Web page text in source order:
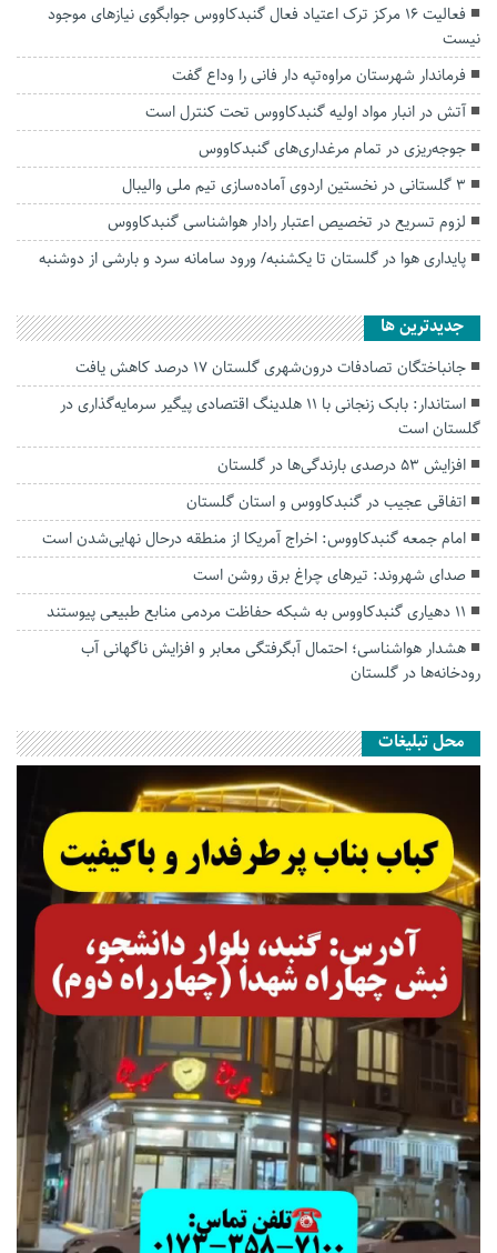
فعالیت ۱۶ مرکز ترک اعتیاد فعال گنبدکاووس جوابگوی نیازهای موجود
نیست
فرماندار شهرستان مراوه‌تپه دار فانی را وداع گفت
آتش در انبار مواد اولیه گنبدكاووس تحت کنترل است
جوجه‌ریزی در تمام مرغداری‌های گنبدکاووس
3 گلستانی در نخستین اردوی آماده‌سازی تیم ملی والیبال
لزوم تسریع در تخصیص اعتبار رادار هواشناسی گنبدکاووس
پایداری هوا در گلستان تا یکشنبه/ ورود سامانه سرد و بارشی از دوشنبه
جديدترين ها
جانباختگان تصادفات درون‌شهری گلستان ۱۷ درصد کاهش یافت
استاندار: بابک زنجانی با ۱۱ هلدینگ اقتصادی پیگیر سرمایه‌گذاری در
گلستان است
افزایش ۵۳ درصدی بارندگی‌ها در گلستان
اتفاقی عجیب در‌ گنبدکاووس و استان گلستان
امام جمعه گنبدکاووس: اخراج آمریکا از منطقه درحال نهایی‌شدن است
صدای شهروند: تیرهای چراغ برق روشن است
۱۱ دهیاری گنبدکاووس به شبکه حفاظت مردمی منابع طبیعی پیوستند
هشدار هواشناسی؛ احتمال آبگرفتگی معابر و افزایش ناگهانی آب
رودخانه‌ها در گلستان
محل تبلیغات